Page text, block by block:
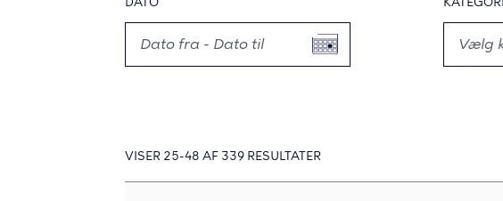
VISER 25-48 AF 339 RESULTATER